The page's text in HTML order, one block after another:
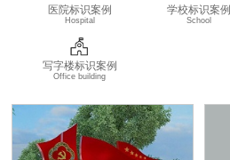
医院标识案例
Hospital
学校标识案例
School
写字楼标识案例
Office building